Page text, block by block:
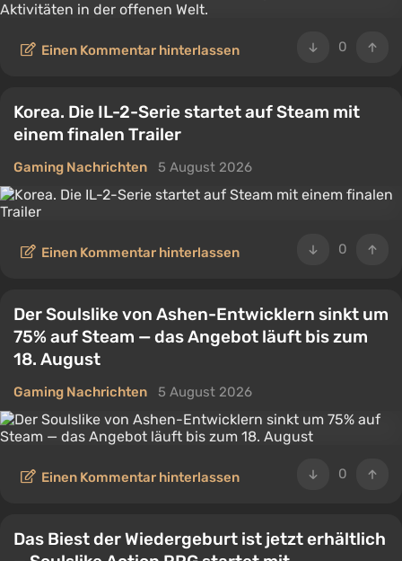
0
Einen Kommentar hinterlassen
Korea. Die IL-2-Serie startet auf Steam mit
einem finalen Trailer
Gaming Nachrichten 5 August 2026
0
Einen Kommentar hinterlassen
Der Soulslike von Ashen-Entwicklern sinkt um
75% auf Steam — das Angebot läuft bis zum
18. August
Gaming Nachrichten 5 August 2026
0
Einen Kommentar hinterlassen
Das Biest der Wiedergeburt ist jetzt erhältlich